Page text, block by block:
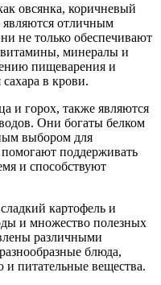
овсянка, коричневый
являются отличным
не только обеспечивают
витамины, минералы и
пищеварения и
в крови.
и горох, также являются
Они богаты белком
выбором для
поддерживать
и способствуют
картофель и
и множество полезных
различными
блюда,
питательные вещества.